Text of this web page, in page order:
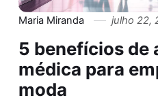
Maria Miranda julho 22,
5 benefícios de
médica para
moda